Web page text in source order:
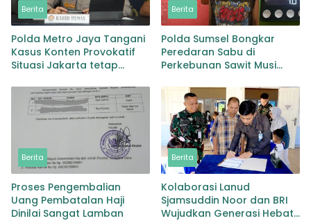
Berita
Polda Metro Jaya Tangani
Kasus Konten Provokatif
Situasi Jakarta tetap
Berita
Polda Sumsel Bongkar
Peredaran Sabu di
Perkebunan Sawit Musi
dengan Barang Bukti Sabu
dan Timbangan
Berita
Proses Pengembalian
Uang Pembatalan Haji
Dinilai Sangat Lamban
Berita
Kolaborasi Lanud
Sjamsuddin Noor dan BRI
Wujudkan Generasi Hebat